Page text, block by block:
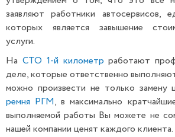
заявляют работники автосервисов,
которых является завышение
услуги.
На СТО 1-й километр работают
деле, которые ответственно
можно произвести не только
ремня РГМ, в максимально
выполняемой работы Вы можете не
нашей компании ценят каждого клиента.